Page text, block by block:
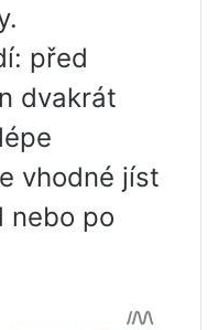
před
dvakrát
vhodné jíst
nebo po